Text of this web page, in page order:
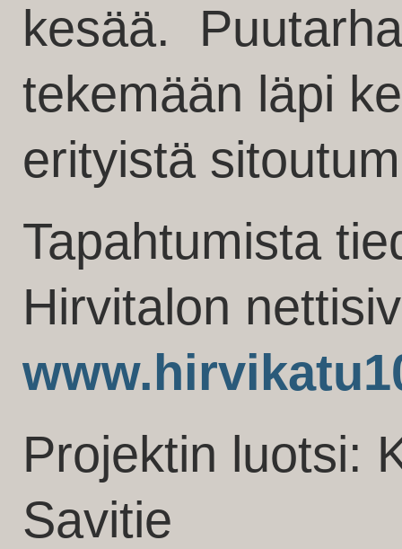
kesää.
tekemään läpi
erityistä
Tapahtumista
Hirvitalon
Projektin luotsi:
Savitie